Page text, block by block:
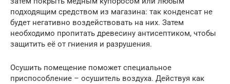
подходящим средством из магазина: так конденсат не
будет негативно воздействовать на них. Затем
необходимо пропитать древесину антисептиком, чтобы
защитить её от гниения и разрушения.
Осушить помещение поможет специальное
приспособление – осушитель воздуха. Действуя как